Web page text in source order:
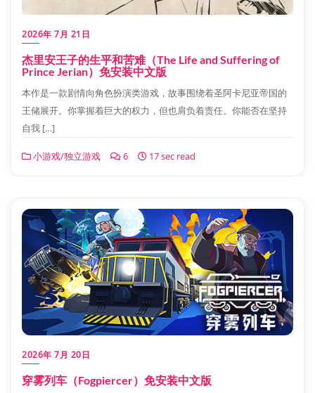
2026年 7月 21日
杰里安王子的生平和苦难（The Life and Suffering of
Prince Jerian）免安装中文版
本作是一款剧情向角色扮演类游戏，故事围绕着圣阿卡尼亚帝国的
王储展开。你掌握着巨大的权力，但也肩负着责任。你能否在坚持
自我 […]
小游戏/独立游戏 6 17 sec read
2026年 7月 20日
穿雾列车（Fogpiercer）免安装中文版